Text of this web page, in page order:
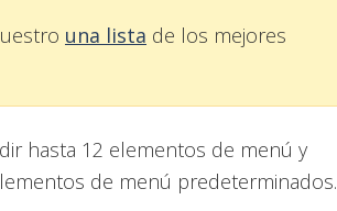
una lista de los mejores
hasta 12 elementos de menú y
de menú predeterminados.